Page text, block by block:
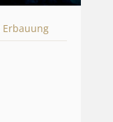
Erbauung